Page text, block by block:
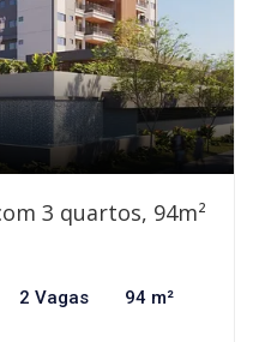
3 quartos, 94m²
2 Vagas 94 m²